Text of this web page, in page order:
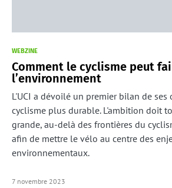
WEBZINE
Comment le cyclisme peut
l’environnement
L'UCI a dévoilé un premier bilan de
cyclisme plus durable. L'ambition doit
grande, au-delà des frontières du
afin de mettre le vélo au centre des
environnementaux.
7 novembre 2023